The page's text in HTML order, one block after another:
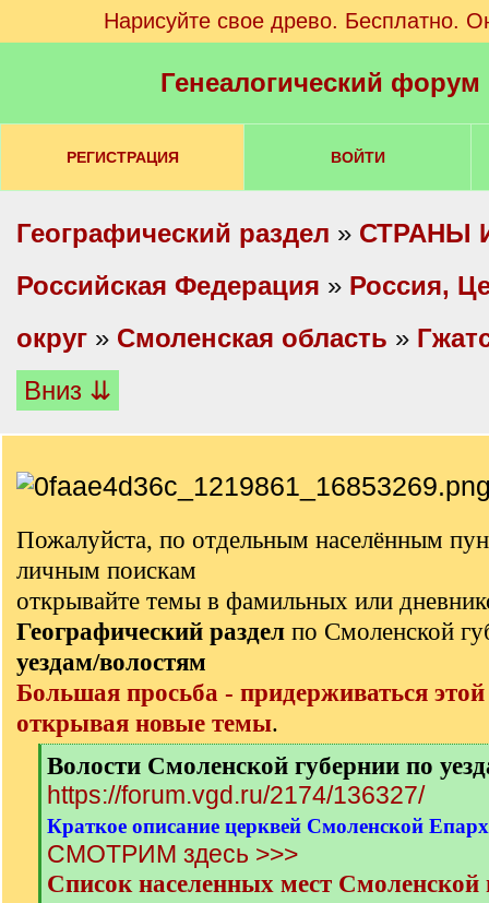
Нарисуйте свое древо. Бесплатно.
Генеалогический
РЕГИСТРАЦИЯ ВОЙТИ
Географический раздел » СТРАНЫ
Российская Федерация » Россия,
округ » Смоленская область »
Вниз ⇊
Пожалуйста, по отдельным населённым
личным поискам
открывайте темы в фамильных или
Географический раздел по Смоленской
уездам/волостям
Большая просьба - придерживаться
открывая новые темы.
[
q
]
Волости Смоленской губернии по
https://forum.vgd.ru/2174/136327/
Краткое описание церквей Смоленской
СМОТРИМ здесь >>>
Список населенных мест Смоленской